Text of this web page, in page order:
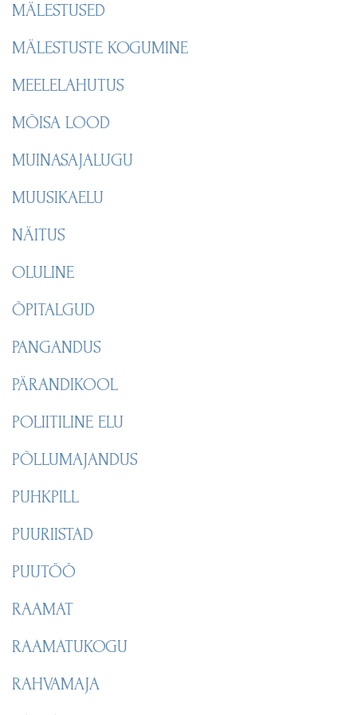
MÄLESTUSED
MÄLESTUSTE KOGUMINE
MEELELAHUTUS
MÕISA LOOD
MUINASAJALUGU
MUUSIKAELU
NÄITUS
OLULINE
ÕPITALGUD
PANGANDUS
PÄRANDIKOOL
POLIITILINE ELU
PÕLLUMAJANDUS
PUHKPILL
PUURIISTAD
PUUTÖÖ
RAAMAT
RAAMATUKOGU
RAHVAMAJA